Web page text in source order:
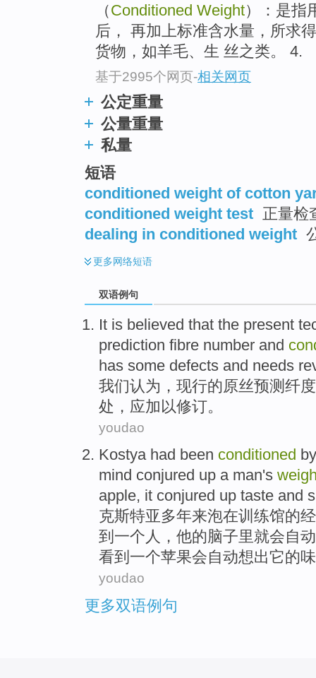
（Conditioned Weight）：是指
后， 再加上标准含水量，所求
货物，如羊毛、生 丝之类。 4.
基于2995个网页-相关网页
公定重量
公量重量
私量
短语
conditioned weight of cotton
conditioned weight test 正量检
dealing in conditioned weight
更多网络短语
双语例句
It is believed that the present
prediction fibre number and
has some defects and needs
我们认为 ， 现行的 原丝预测 纤
处，应加以修订。
youdao
Kostya had been conditioned
mind conjured up a man's
apple, it conjured up taste and
克斯特亚 多年来泡在训练馆的
到 一个人 ， 他的脑子里就会自动
看到一个苹果会自动想出它的
youdao
更多双语例句